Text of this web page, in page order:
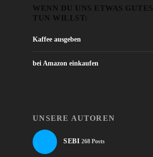
WENN DU UNS ETWAS GUTES
TUN WILLST:
Kaffee ausgeben
bei Amazon einkaufen
UNSERE AUTOREN
SEBI 268 Posts